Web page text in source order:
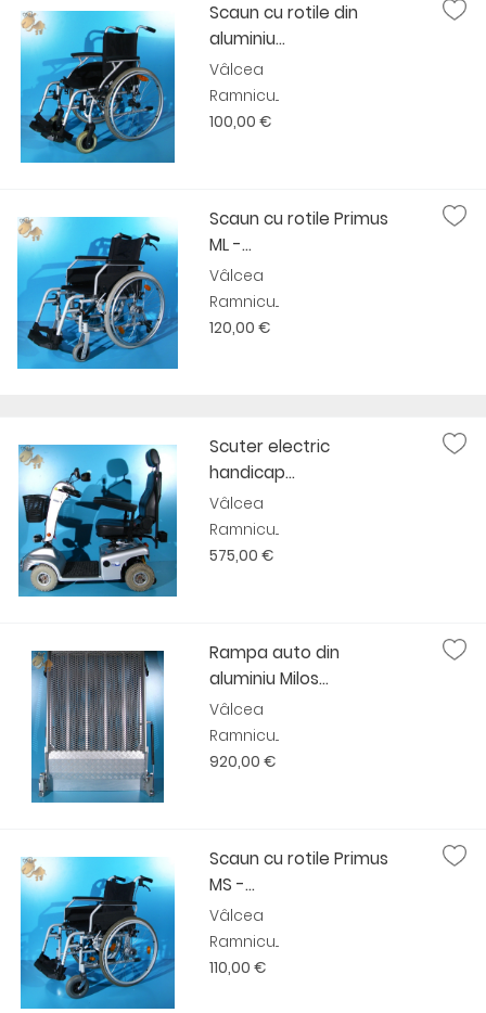
Scaun cu rotile din
aluminiu...
Vâlcea
Ramnicu...
100,00 €
Scaun cu rotile Primus
ML -...
Vâlcea
Ramnicu...
120,00 €
Scuter electric
handicap...
Vâlcea
Ramnicu...
575,00 €
Rampa auto din
aluminiu Milos...
Vâlcea
Ramnicu...
920,00 €
Scaun cu rotile Primus
MS -...
Vâlcea
Ramnicu...
110,00 €